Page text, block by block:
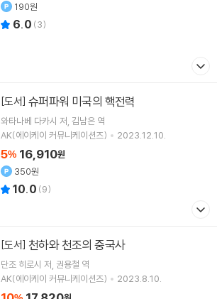
190원
6.0 (3)
[도서] 슈퍼파워 미국의 핵전력
와타나베 다카시 저 김남은 역
AK(에이케이 커뮤니케이션즈)
2023.12.10.
5% 16,910원
350원
10.0 (9)
[도서] 천하와 천조의 중국사
단조 히로시 저 권용철 역
AK(에이케이 커뮤니케이션즈)
2023.8.10.